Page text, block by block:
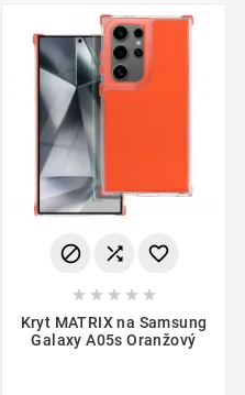
  
    
Kryt MATRIX na Samsung
Galaxy A05s Oranžový